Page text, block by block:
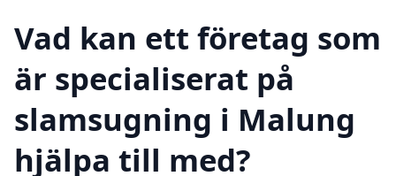
Vad kan ett företag som
är specialiserat på
slamsugning i Malung
hjälpa till med?